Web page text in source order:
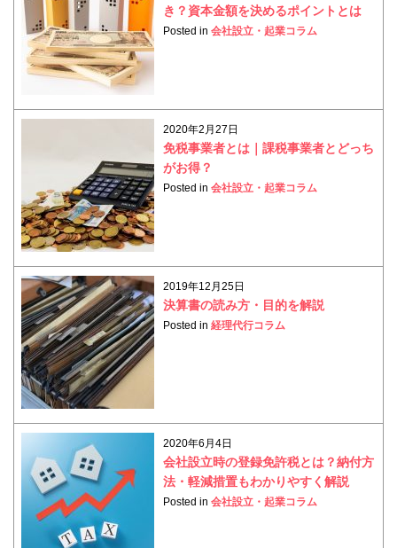
き？資本金額を決めるポイントとは
Posted in会社設立・起業コラム
2020年2月27日
免税事業者とは｜課税事業者とどっち
がお得？
Posted in会社設立・起業コラム
2019年12月25日
決算書の読み方・目的を解説
Posted in経理代行コラム
2020年6月4日
会社設立時の登録免許税とは？納付方
法・軽減措置もわかりやすく解説
Posted in会社設立・起業コラム